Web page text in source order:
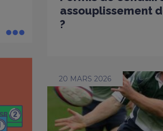
assouplissement
?
20 MARS 2026